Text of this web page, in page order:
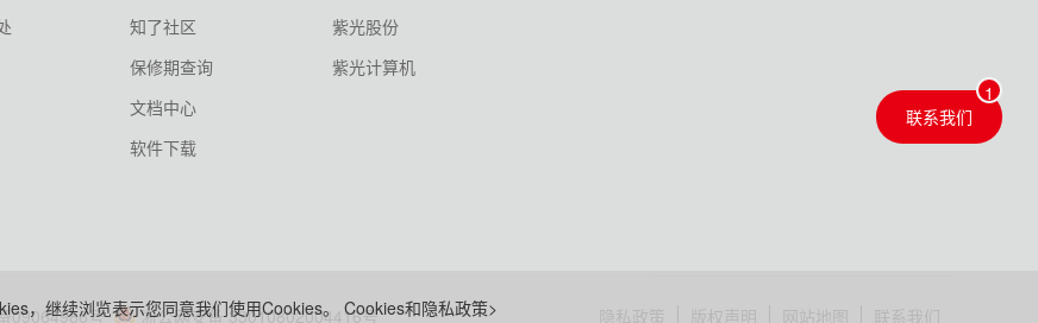
知了社区
保修期查询
文档中心
软件下载
紫光股份
紫光计算机
09064986号 浙公网安备 33010802004416号 隐私政策 版权声明 网站地图 联系我们
联系我们
，继续浏览表示您同意我们使用Cookies。 Cookies和隐私政策>